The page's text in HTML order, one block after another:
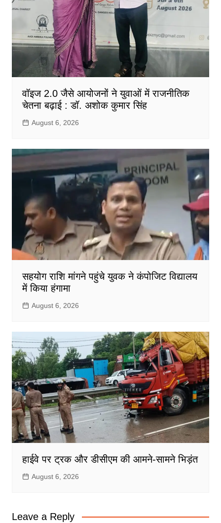
वॉइज 2.0 जैसे आयोजनों ने युवाओं में राजनीतिक
चेतना बढ़ाई : डॉ. अशोक कुमार सिंह
August 6, 2026
सहयोग राशि मांगने पहुंचे युवक ने कंपोजिट विद्यालय
में किया हंगामा
August 6, 2026
हाईवे पर ट्रक और डीसीएम की आमने-सामने भिड़ंत
August 6, 2026
Leave a Reply